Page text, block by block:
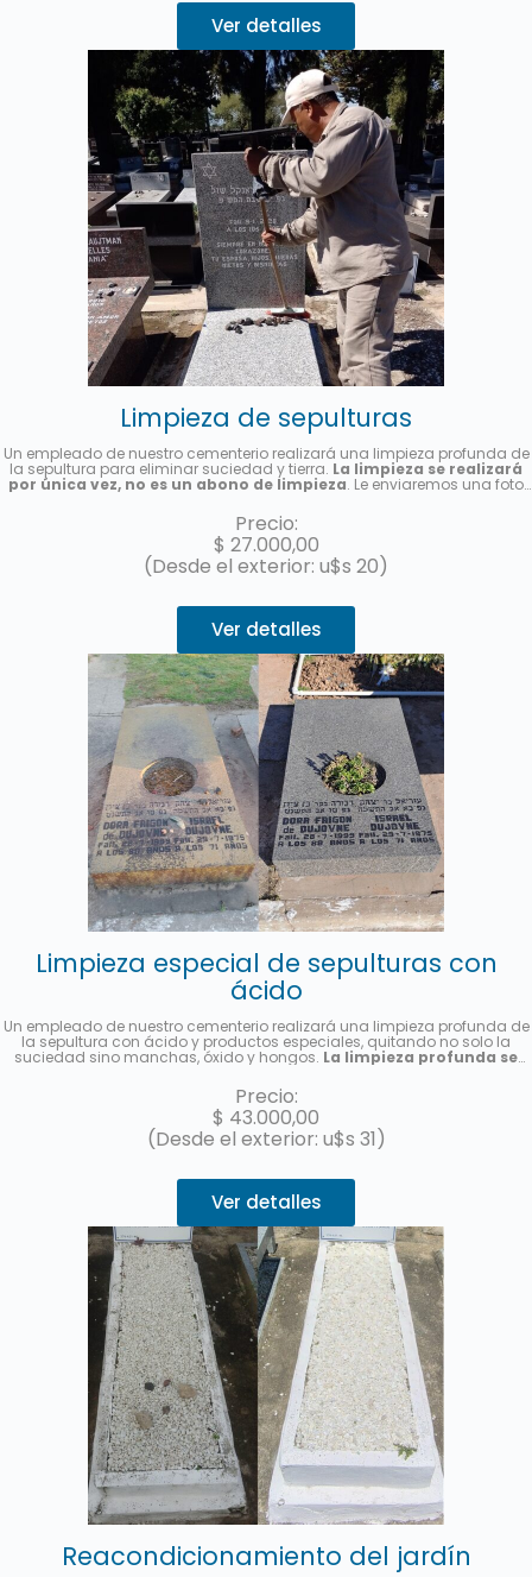
Ver detalles
Limpieza de sepulturas
Un empleado de nuestro cementerio realizará una limpieza profunda de
la sepultura para eliminar suciedad y tierra. La limpieza se realizará
por única vez, no es un abono de limpieza. Le enviaremos una foto
Precio:
$ 27.000,00
(Desde el exterior: u$s 20)
Ver detalles
Limpieza especial de sepulturas con
ácido
Un empleado de nuestro cementerio realizará una limpieza profunda de
la sepultura con ácido y productos especiales, quitando no solo la
suciedad sino manchas, óxido y hongos. La limpieza profunda se
una foto una vez finalizado el servicio.
Precio:
$ 43.000,00
(Desde el exterior: u$s 31)
Ver detalles
Reacondicionamiento del jardín